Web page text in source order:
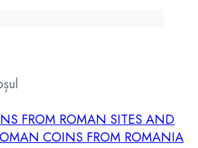
FROM ROMAN SITES AND
COINS FROM ROMANIA